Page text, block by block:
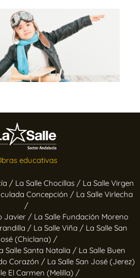
educativas
/ La Salle Chocillas / La Salle Virgen
Concepción / La Salle Virlecha
/
Javier / La Salle Fundación Moreno
/ La Salle Viña / La Salle San
(Chiclana) /
Salle Santa Natalia / La Salle Buen
Corazón / La Salle San José (Jerez)
El Carmen (Melilla) /